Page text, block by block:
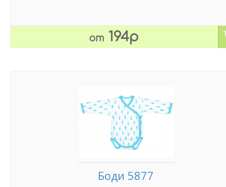
от 194р
Боди 5877